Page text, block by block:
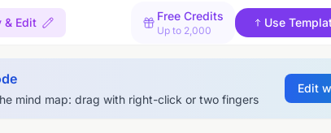
& Edit Free Credits
Up to 2,000
Use
mind map: drag with right-click or two fingers
Edit